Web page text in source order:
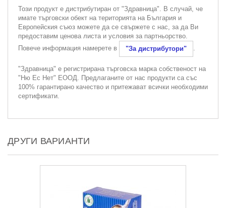
Този продукт е дистрибутиран от "Здравница". В случай, че
имате търговски обект на територията на България и
Европейския съюз можете да се свържете с нас, за да Ви
предоставим ценова листа и условия за партньорство.
Повече информация намерете в
"За дистрибутори" .
"Здравница" е регистрирана търговска марка собственост на
"Ню Ес Нет" ЕООД. Предлаганите от нас продукти са със
100% гарантирано качество и притежават всички необходими
сертификати.
ДРУГИ ВАРИАНТИ